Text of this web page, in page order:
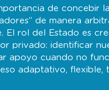
de concebir
de manera
El rol del Estado es
privado: identificar
apoyo cuando no
adaptativo, flexible,